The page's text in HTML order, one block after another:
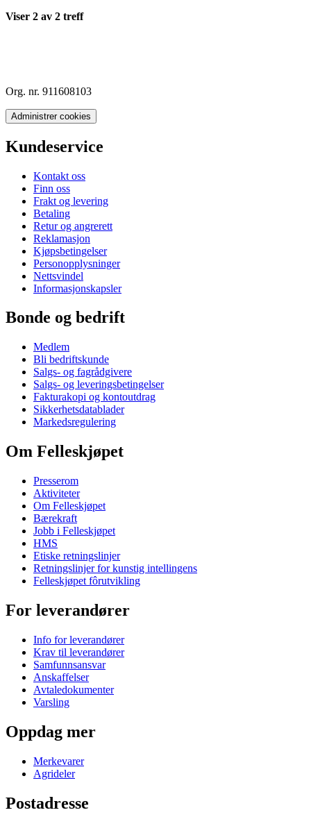
Viser 2 av 2 treff
Org. nr. 911608103
Administrer cookies
Kundeservice
Kontakt oss
Finn oss
Frakt og levering
Betaling
Retur og angrerett
Reklamasjon
Kjøpsbetingelser
Personopplysninger
Nettsvindel
Informasjonskapsler
Bonde og bedrift
Medlem
Bli bedriftskunde
Salgs- og fagrådgivere
Salgs- og leveringsbetingelser
Fakturakopi og kontoutdrag
Sikkerhetsdatablader
Markedsregulering
Om Felleskjøpet
Presserom
Aktiviteter
Om Felleskjøpet
Bærekraft
Jobb i Felleskjøpet
HMS
Etiske retningslinjer
Retningslinjer for kunstig intellingens
Felleskjøpet fôrutvikling
For leverandører
Info for leverandører
Krav til leverandører
Samfunnsansvar
Anskaffelser
Avtaledokumenter
Varsling
Oppdag mer
Merkevarer
Agrideler
Postadresse